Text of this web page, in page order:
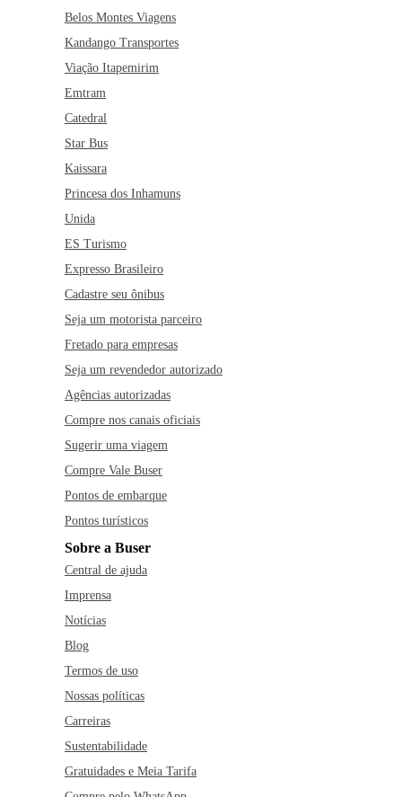
Belos Montes Viagens
Kandango Transportes
Viação Itapemirim
Emtram
Catedral
Star Bus
Kaissara
Princesa dos Inhamuns
Unida
ES Turismo
Expresso Brasileiro
Cadastre seu ônibus
Seja um motorista parceiro
Fretado para empresas
Seja um revendedor autorizado
Agências autorizadas
Compre nos canais oficiais
Sugerir uma viagem
Compre Vale Buser
Pontos de embarque
Pontos turísticos
Sobre a Buser
Central de ajuda
Imprensa
Notícias
Blog
Termos de uso
Nossas políticas
Carreiras
Sustentabilidade
Gratuidades e Meia Tarifa